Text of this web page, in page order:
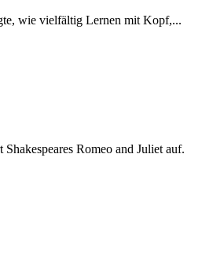
wie vielfältig Lernen mit Kopf,...
Romeo and Juliet auf.